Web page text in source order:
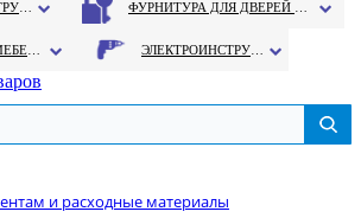
и расходные материалы